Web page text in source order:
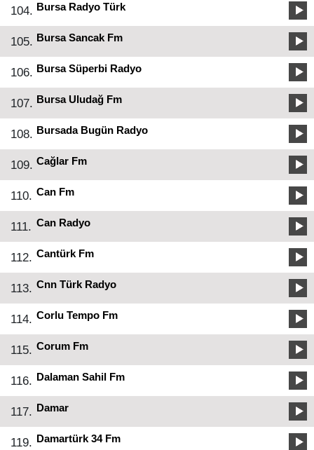
104. Bursa Radyo Türk
105. Bursa Sancak Fm
106. Bursa Süperbi Radyo
107. Bursa Uludağ Fm
108. Bursada Bugün Radyo
109. Cağlar Fm
110. Can Fm
111. Can Radyo
112. Cantürk Fm
113. Cnn Türk Radyo
114. Corlu Tempo Fm
115. Corum Fm
116. Dalaman Sahil Fm
117. Damar
119. Damartürk 34 Fm